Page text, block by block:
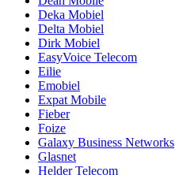
Deka Mobiel
Delta Mobiel
Dirk Mobiel
EasyVoice Telecom
Eilie
Emobiel
Expat Mobile
Fieber
Foize
Galaxy Business Networks
Glasnet
Helder Telecom